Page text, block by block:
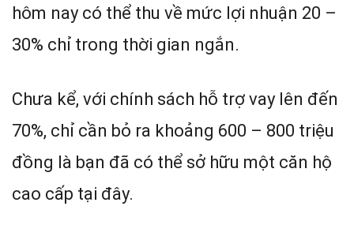
hôm nay có thể thu về mức lợi nhuận 20 –
30% chỉ trong thời gian ngắn.
Chưa kể, với chính sách hỗ trợ vay lên đến
70%, chỉ cần bỏ ra khoảng 600 – 800 triệu
đồng là bạn đã có thể sở hữu một căn hộ
cao cấp tại đây.